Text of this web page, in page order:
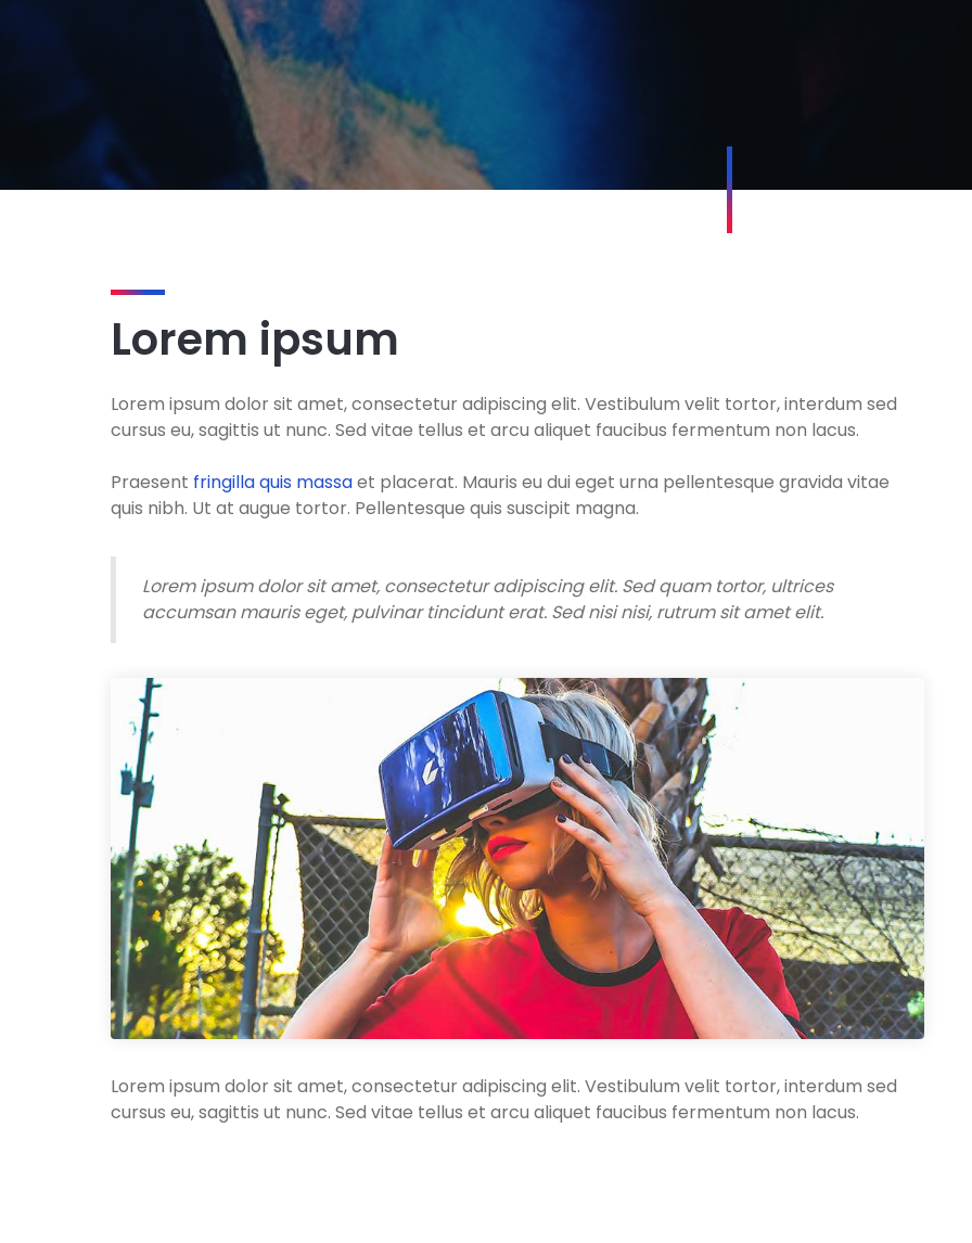
Lorem ipsum
Lorem ipsum dolor sit amet, consectetur adipiscing elit. Vestibulum velit tortor, interdum sed
cursus eu, sagittis ut nunc. Sed vitae tellus et arcu aliquet faucibus fermentum non lacus.
Praesent fringilla quis massaet placerat. Mauris eu dui eget urna pellentesque gravida vitae
quis nibh. Ut at augue tortor. Pellentesque quis suscipit magna.
Lorem ipsum dolor sit amet, consectetur adipiscing elit. Sed quam tortor, ultrices
accumsan mauris eget, pulvinar tincidunt erat. Sed nisi nisi, rutrum sit amet elit.
Lorem ipsum dolor sit amet, consectetur adipiscing elit. Vestibulum velit tortor, interdum sed
cursus eu, sagittis ut nunc. Sed vitae tellus et arcu aliquet faucibus fermentum non lacus.